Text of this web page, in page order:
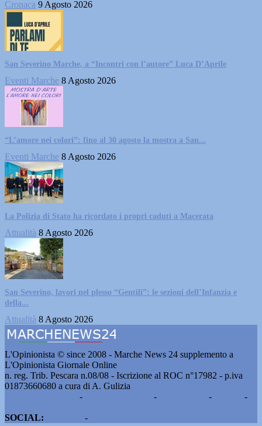
Cronaca 9 Agosto 2026
San Severino Marche, a “Incontri con l’autore” Luca D’Aprile
Eventi Marche 8 Agosto 2026
“L’amore nei colori”: fino al 30 agosto la mostra a San...
Eventi Marche 8 Agosto 2026
La Polizia di Stato ha ricordato i propri caduti a Macerata
Attualità 8 Agosto 2026
San Severino, lavori nel plesso “Gentili”: le sezioni dell’Infanzia e
della...
Attualità 8 Agosto 2026
L'Opinionista © since 2008 - Marche News 24 supplemento a
L'Opinionista Giornale Online
n. reg. Trib. Pescara n.08/08 - Iscrizione al ROC n°17982 - p.iva
01873660680 a cura di A. Gulizia
- - -
-
SOCIAL:
-